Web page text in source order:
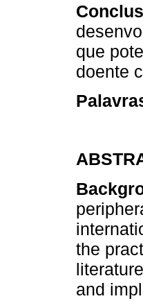
que
doente
the
and